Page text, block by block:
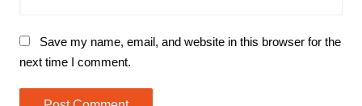
Save my name, email, and website in this browser for the
next time I comment.